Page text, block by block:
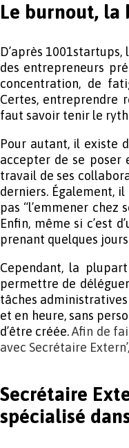
Le burnout, la
D’après
des entrepreneurs
concentration, de
Certes, entreprendre
faut savoir tenir le
Pour autant, il existe
accepter de se poser
travail de ses
derniers. Également,
pas “l’emmener chez
Enfin, même si c’est
prenant quelques
Cependant, la
permettre de
tâches
et en heure, sans
d’être créée.Afin de
avec Secrétaire
Secrétaire
spécialisé